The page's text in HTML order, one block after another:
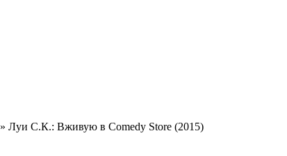
» Луи С.К.: Вживую в Comedy Store (2015)